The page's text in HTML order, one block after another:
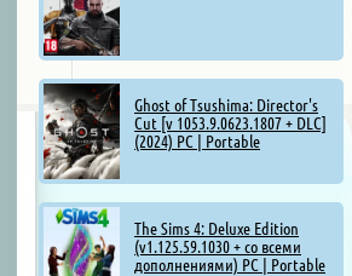
Ghost of Tsushima: Director's
Cut [v 1053.9.0623.1807 + DLC]
(2024) PC | Portable
The Sims 4: Deluxe Edition
(v1.125.59.1030 + со всеми
дополнениями) PC | Portable